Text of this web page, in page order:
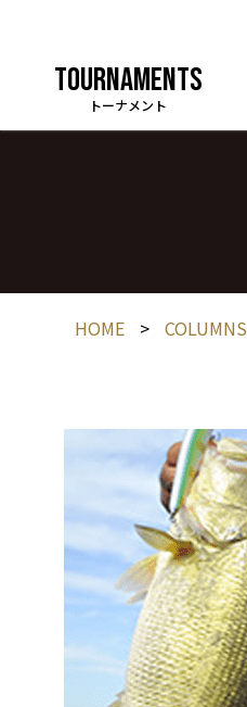
TOURNAMENTS
トーナメント
HOME > COLUMNS